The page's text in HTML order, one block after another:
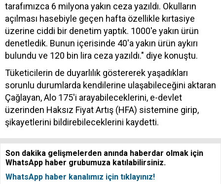
tarafımızca 6 milyona yakın ceza yazıldı. Okulların
açılması hasebiyle geçen hafta özellikle kırtasiye
üzerine ciddi bir denetim yaptık. 1000'e yakın ürün
denetledik. Bunun içerisinde 40'a yakın ürün aykırı
bulundu ve 120 bin lira ceza yazıldı." diye konuştu.
Tüketicilerin de duyarlılık göstererek yaşadıkları
sorunlu durumlarda kendilerine ulaşabileceğini aktaran
Çağlayan, Alo 175'i arayabileceklerini, e-devlet
üzerinden Haksız Fiyat Artış (HFA) sistemine girip,
şikayetlerini bildirebileceklerini kaydetti.
Son dakika gelişmelerden anında haberdar olmak için
WhatsApp haber grubumuza katılabilirsiniz.
WhatsApp haber kanalımız için tıklayınız!